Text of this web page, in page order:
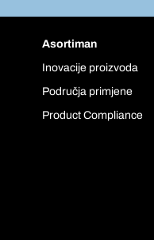
Asortiman
Inovacije proizvoda
Područja primjene
Product Compliance